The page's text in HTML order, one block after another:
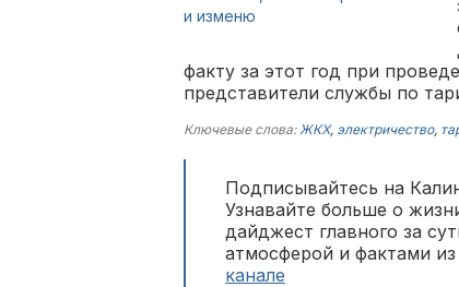
и изменю
факту за этот год при
представители службы по
Ключевые слова:ЖКХ, электричество,
Подписывайтесь на
Узнавайте больше о
дайджест главного за
атмосферой и фактами
канале